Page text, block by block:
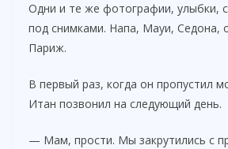
Одни и те же фотографии, улыбки,
под снимками. Напа, Мауи, Седона,
Париж.
В первый раз, когда он пропустил
Итан позвонил на следующий день.
— Мам, прости. Мы закрутились с